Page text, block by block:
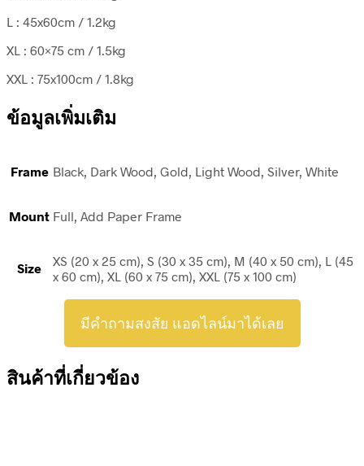
L : 45x60cm / 1.2kg
XL : 60×75 cm / 1.5kg
XXL : 75x100cm / 1.8kg
ข้อมูลเพิ่มเติม
Frame Black, Dark Wood, Gold, Light Wood, Silver, White
Mount Full, Add Paper Frame
Size
XS (20 x 25 cm), S (30 x 35 cm), M (40 x 50 cm), L (45
x 60 cm), XL (60 x 75 cm), XXL (75 x 100 cm)
มีคำถามสงสัย แอดไลน์มาได้เลย
สินค้าที่เกี่ยวข้อง